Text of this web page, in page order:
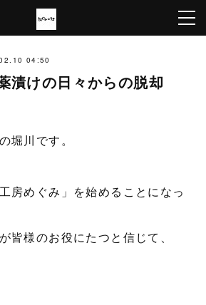
04:50
漬けの日々からの脱却
堀川です。
房めぐみ」を始めることになっ
皆様のお役にたつと信じて、